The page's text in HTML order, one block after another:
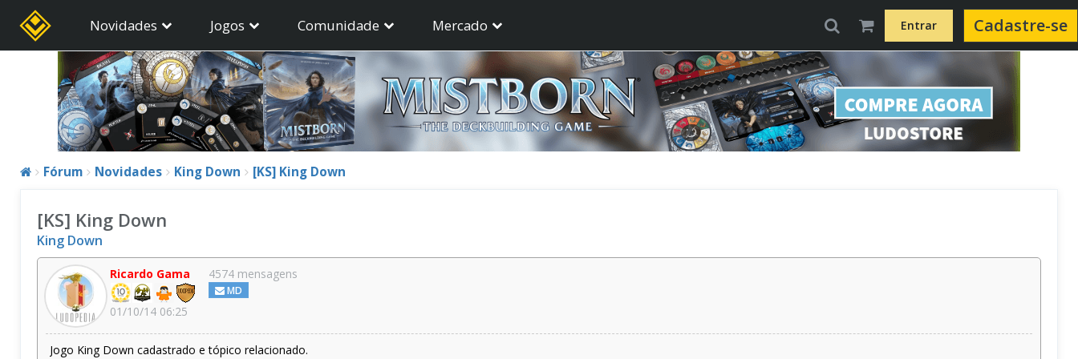
Novidades Jogos Comunidade Mercado Entrar Cadastre-se
Fórum Novidades King Down [KS] King Down
[KS] King Down
King Down
Ricardo Gama
01/10/14 06:25
4574 mensagens
MD
Jogo King Down cadastrado e tópico relacionado.